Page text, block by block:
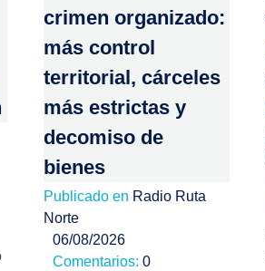
crimen organizado:
más control
territorial, cárceles
más estrictas y
decomiso de
bienes
Publicado en Radio Ruta
Norte
06/08/2026
Comentarios: 0